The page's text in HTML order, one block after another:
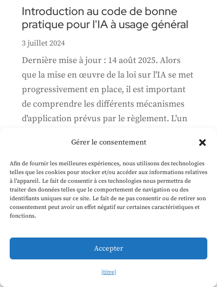
Gérer le consentement
Afin de fournir les meilleures expériences, nous utilisons des technologies
telles que les cookies pour stocker et/ou accéder aux informations relatives
à l'appareil. Le fait de consentir à ces technologies nous permettra de
traiter des données telles que le comportement de navigation ou des
identifiants uniques sur ce site. Le fait de ne pas consentir ou de retirer son
consentement peut avoir un effet négatif sur certaines caractéristiques et
fonctions.
Accepter
{titre}
Introduction au code de bonne
pratique pour l'IA à usage général
3 juillet 2024
Dernière mise à jour : 14 août 2025. Alors
que la mise en œuvre de la loi sur l'IA se met
progressivement en place, il est important
de comprendre les différents mécanismes
d'application prévus par le règlement. L'un
de l'IA à usage général, qui a été...
Pourquoi travailler à l'Office AI de
l'UE ?
7 juin 2024
monde, mais il y a beaucoup d'excellentes
raisons de l'envisager, notamment la
possibilité d'avoir un impact sur la